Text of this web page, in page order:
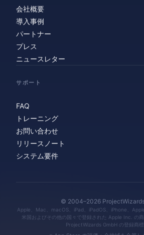
会社概要
導入事例
パートナー
プレス
ニュースレター
サポート
FAQ
トレーニング
お問い合わせ
リリースノート
システム要件
© 2004–2026
Apple、Mac、macOS、iPad、iPadOS、iPhone、
米国およびその他の国々で登録された Apple Inc. の
ProjectWizards GmbH の登録商標